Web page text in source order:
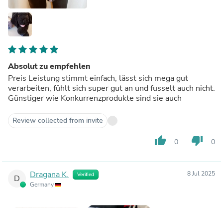
Absolut zu empfehlen
Preis Leistung stimmt einfach, lässt sich mega gut
verarbeiten, fühlt sich super gut an und fusselt auch nicht.
Günstiger wie Konkurrenzprodukte sind sie auch
Review collected from invite
thumb_up 0 thumb_down 0
D Dragana K. Verified
Germany
8 Jul 2025